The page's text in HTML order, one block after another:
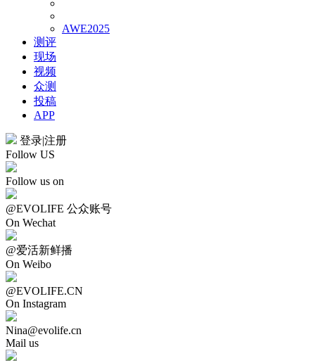
AWE2025
测评
现场
视频
众测
投稿
APP
登录|注册
Follow US
Follow us on
@EVOLIFE 公众账号
On Wechat
@爱活新鲜播
On Weibo
@EVOLIFE.CN
On Instagram
Nina@evolife.cn
Mail us